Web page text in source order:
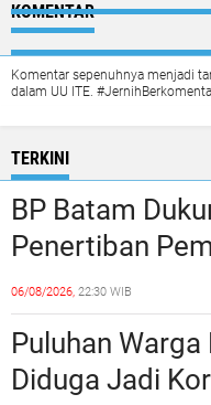
KOMENTAR
Komentar sepenuhnya menjadi
dalam UU ITE.
TERKINI
BP Batam
Penertiban
Ruang Laut
Ketentuan
Perundang-
06/08/2026, 22:30 WIB
Puluhan Warga
Diduga Jadi